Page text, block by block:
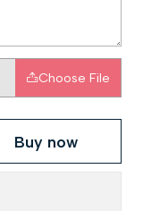
Choose File
Buy now